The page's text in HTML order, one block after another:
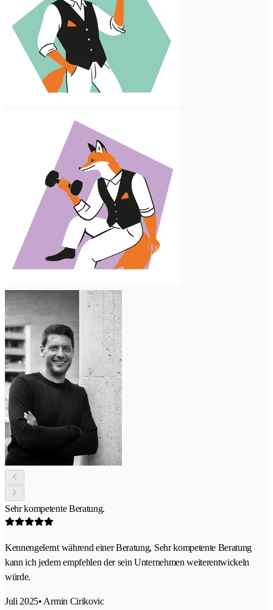
Sehr kompetente Beratung.
Kennengelernt während einer Beratung, Sehr kompetente Beratung
kann ich jedem empfehlen der sein Unternehmen weiterentwickeln
würde.
Juli 2025• Armin Cirikovic